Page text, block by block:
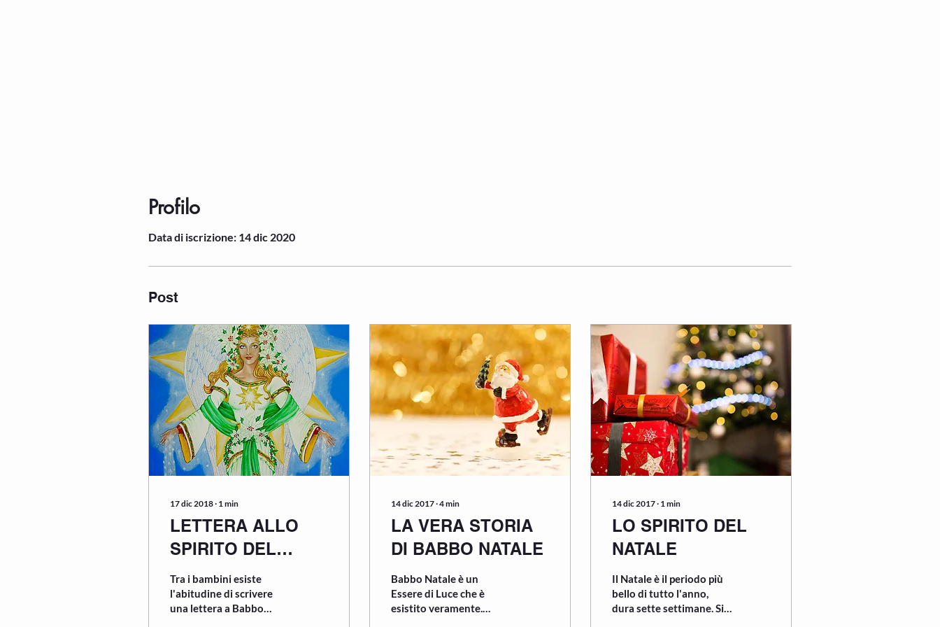
Profilo
Data di iscrizione: 14 dic 2020
Post
17 dic 2018∙ 1min
LETTERA ALLO
SPIRITO DEL
NATALE
Tra i bambini esiste
l'abitudine di scrivere
una lettera a Babbo
14 dic 2017∙4min
LA VERA STORIA
DI BABBO NATALE
Babbo Natale è un
Essere di Luce che è
esistito veramente.
14 dic 2017∙ 1min
LO SPIRITO DEL
NATALE
Il Natale è il periodo più
bello di tutto l'anno,
dura sette settimane. Si